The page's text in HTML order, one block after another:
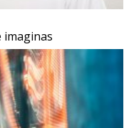
imaginas